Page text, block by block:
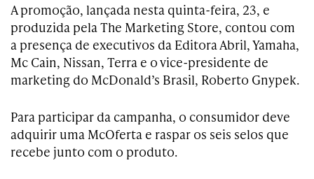
A promoção, lançada nesta quinta-feira, 23, e
produzida pela The Marketing Store, contou com
a presença de executivos da Editora Abril, Yamaha,
Mc Cain, Nissan, Terra e o vice-presidente de
marketing do McDonald’s Brasil, Roberto Gnypek.
Para participar da campanha, o consumidor deve
adquirir uma McOferta e raspar os seis selos que
recebe junto com o produto.